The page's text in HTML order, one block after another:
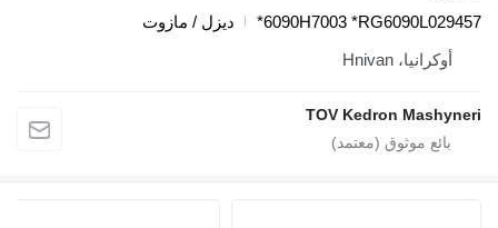
6090H7003 *RG6090L029457*
ديزل / مازوت
أوكرانيا، Hnivan
TOV Kedron Mashyneri